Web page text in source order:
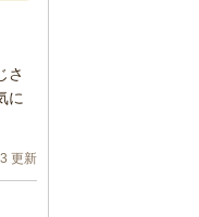
さ
に
更新